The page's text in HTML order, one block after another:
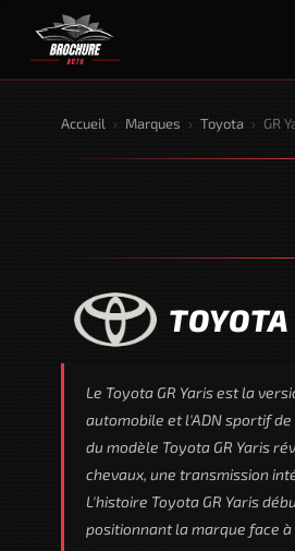
Accueil › Marques › Toyota › GR
Le Toyota GR Yaris est la
automobile et l'ADN sportif
du modèle Toyota GR Yaris
chevaux, une transmission
L'histoire Toyota GR Yaris
positionnant la marque face